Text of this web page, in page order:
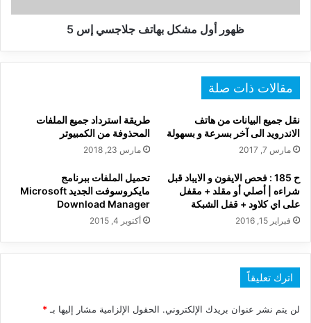
ظهور أول مشكل بهاتف جلاجسي إس 5
مقالات ذات صلة
نقل جميع البيانات من هاتف
الاندرويد الى آخر بسرعة و بسهولة
مارس 7, 2017
طريقة استرداد جميع الملفات
المحذوفة من الكمبيوتر
مارس 23, 2018
ح 185 : فحص الايفون و الايباد قبل
شراءه | أصلي أو مقلد + مقفل
على اي كلاود + قفل الشبكة
فبراير 15, 2016
تحميل الملفات ببرنامج
مايكروسوفت الجديد Microsoft
Download Manager
أكتوبر 4, 2015
اترك تعليقاً
لن يتم نشر عنوان بريدك الإلكتروني. الحقول الإلزامية مشار إليها بـ *